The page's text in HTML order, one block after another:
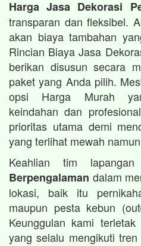
Harga Jasa Dekorasi
transparan dan fleksibel.
akan biaya tambahan
Rincian Biaya Jasa
berikan disusun secara
paket yang Anda pilih.
opsi Harga Murah
keindahan dan
prioritas utama demi
yang terlihat mewah
Keahlian tim
Berpengalaman dalam
lokasi, baik itu
maupun pesta kebun
Keunggulan kami
yang selalu mengikuti